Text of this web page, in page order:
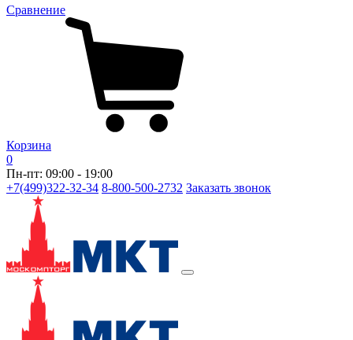
Сравнение
Корзина
0
Пн-пт: 09:00 - 19:00
+7(499)322-32-34 8-800-500-2732 Заказать звонок